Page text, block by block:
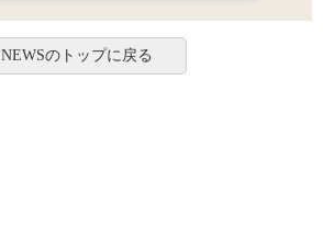
NEWSのトップに戻る